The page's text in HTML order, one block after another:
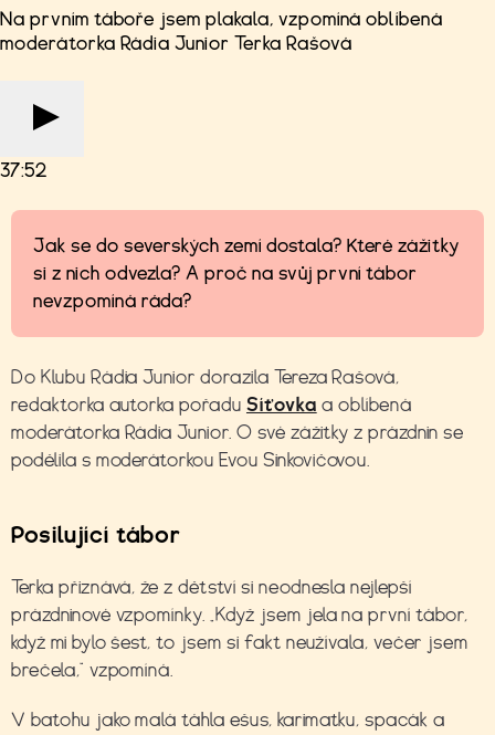
Na prvním táboře jsem plakala, vzpomíná oblíbená
moderátorka Rádia Junior Terka Rašová
37:52
Jak se do severských zemí dostala? Které zážitky
si z nich odvezla? A proč na svůj první tábor
nevzpomíná ráda?
Do Klubu Rádia Junior dorazila Tereza Rašová,
redaktorka autorka pořadu Síťovka a oblíbená
moderátorka Rádia Junior. O své zážitky z prázdnin se
podělila s moderátorkou Evou Sinkovičovou.
Posilující tábor
Terka přiznává, že z dětství si neodnesla nejlepší
prázdninové vzpomínky. „Když jsem jela na první tábor,
když mi bylo šest, to jsem si fakt neužívala, večer jsem
brečela,“ vzpomíná.
V batohu jako malá táhla ešus, karimatku, spacák a